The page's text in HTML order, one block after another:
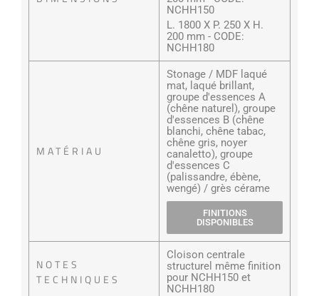
NCHH150
L. 1800 X P. 250 X H.
200 mm - CODE:
NCHH180
MATÉRIAU
Stonage / MDF laqué
mat, laqué brillant,
groupe d'essences A
(chêne naturel), groupe
d'essences B (chêne
blanchi, chêne tabac,
chêne gris, noyer
canaletto), groupe
d'essences C
(palissandre, ébène,
wengé) / grès cérame
FINITIONS
DISPONIBLES
NOTES
TECHNIQUES
Cloison centrale
structurel même finition
pour NCHH150 et
NCHH180